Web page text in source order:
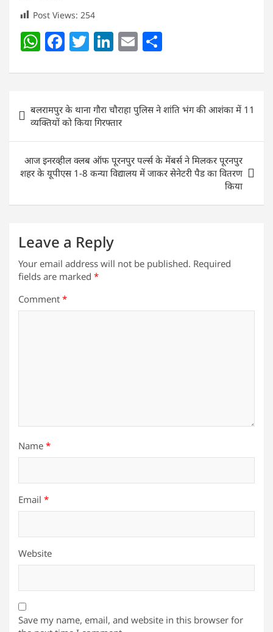
Post Views: 254
W
at
s
A
p
p
F
c
e
b
o
o
k
T
itt
er
Li
k
e
dI
n
E
ai
l
ar
e
navigation
बलरामपुर के थाना गौरा चौराहा पुलिस ने शांति भंग की आशंका में 11
व्यक्तियों को किया गिरफ्तार
आज इनरव्हील क्लब ऑफ पूरनपुर पर्ल्स के मेंबर्स ने मिलकर पूरनपुर
शहर के यूपीएस 1-8 कन्या विद्यालय में जाकर सेनेटरी पैड का वितरण
किया
Leave a Reply
Your email address will not be published. Required
fields are marked *
Comment *
Name *
Email *
Website
Save my name, email, and website in this browser for